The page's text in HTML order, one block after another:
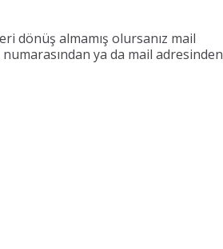
dönüş almamış olursanız mail
ya da mail adresinden